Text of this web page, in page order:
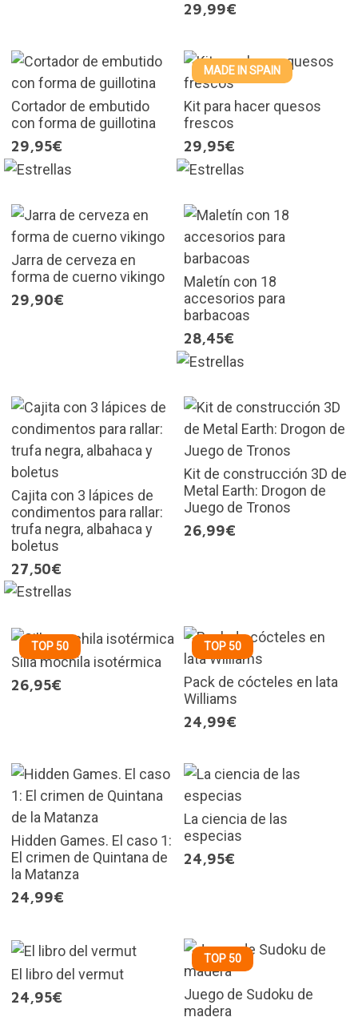
29,99€
Cortador de embutido
con forma de guillotina
29,95€
MADE IN SPAIN
Kit para hacer quesos
frescos
29,95€
Jarra de cerveza en
forma de cuerno vikingo
29,90€
Maletín con 18
accesorios para
barbacoas
28,45€
Cajita con 3 lápices de
condimentos para rallar:
trufa negra, albahaca y
boletus
27,50€
Kit de construcción 3D de
Metal Earth: Drogon de
Juego de Tronos
26,99€
TOP 50
Silla mochila isotérmica
26,95€
TOP 50
Pack de cócteles en lata
Williams
24,99€
Hidden Games. El caso 1:
El crimen de Quintana de
la Matanza
24,99€
La ciencia de las
especias
24,95€
El libro del vermut
24,95€
TOP 50
Juego de Sudoku de
madera